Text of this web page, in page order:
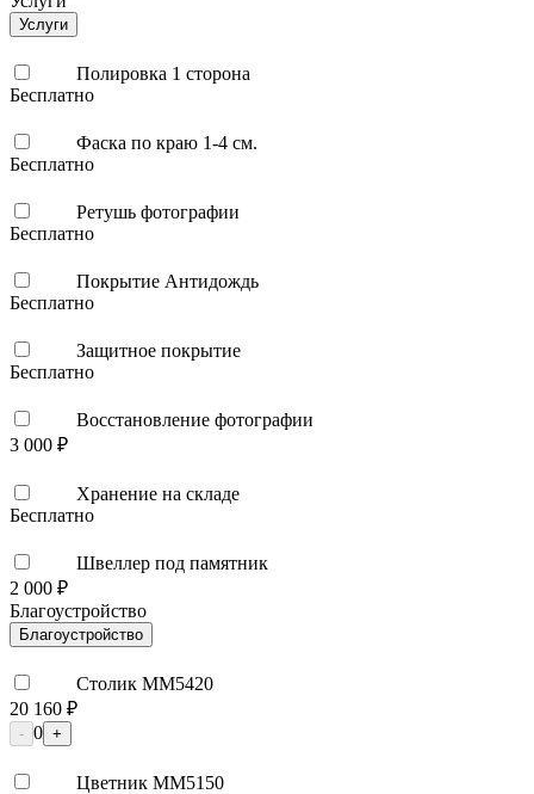
Услуги
Полировка 1 сторона
Бесплатно
Фаска по краю 1-4 см.
Бесплатно
Ретушь фотографии
Бесплатно
Покрытие Антидождь
Бесплатно
Защитное покрытие
Бесплатно
Восстановление фотографии
3 000 ₽
Хранение на складе
Бесплатно
Швеллер под памятник
2 000 ₽
Благоустройство
Благоустройство
Столик ММ5420
20 160 ₽
- 0 +
Цветник ММ5150